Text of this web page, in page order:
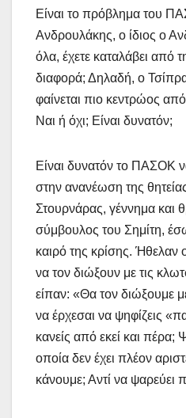
Είναι το πρόβλημα του
Ανδρουλάκης, ο ίδιος ο
όλα, έχετε καταλάβει από
διαφορά; Δηλαδή, ο
φαίνεται πιο κεντρώος
Ναι ή όχι; Είναι δυνατόν;
Είναι δυνατόν το ΠΑΣΟΚ
στην ανανέωση της
Στουρνάρας, γέννημα
σύμβουλος του Σημίτη,
καιρό της κρίσης.
να τον διώξουν με τις
είπαν: «Θα τον διώξουμε
να έρχεσαι να ψηφίζεις
κανείς από εκεί και πέρα;
οποία δεν έχει πλέον
κάνουμε; Αντί να ψαρεύει